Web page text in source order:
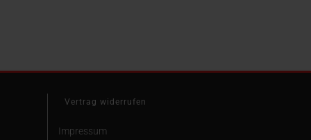
Vertrag widerrufen
Impressum